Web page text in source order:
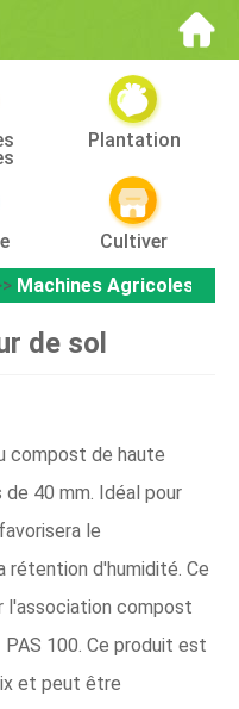
Plantation
Cultiver
Machines Agricoles
de sol
compost de haute
40 mm. Idéal pour
le
rétention d'humidité. Ce
l'association compost
100. Ce produit est
et peut être